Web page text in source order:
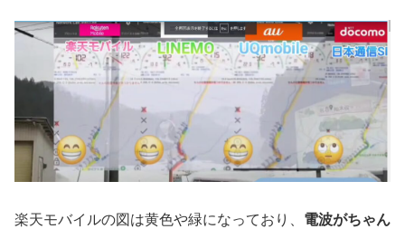
楽天モバイルの図は黄色や緑になっており、 電波がちゃん